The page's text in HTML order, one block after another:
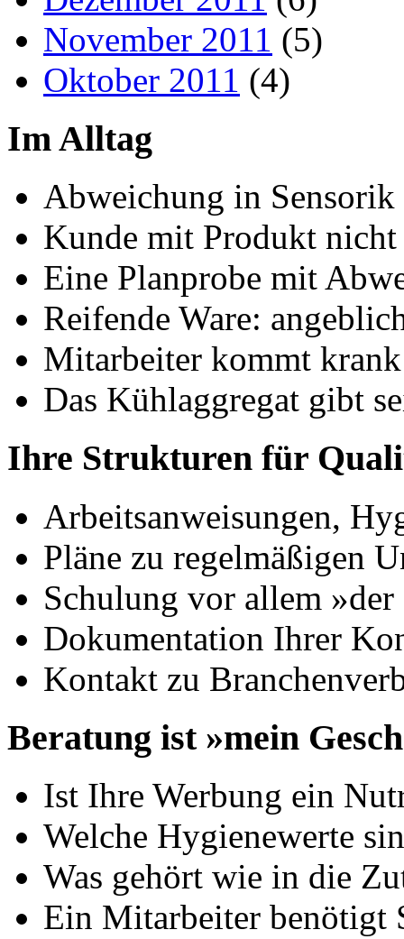
November 2011 (5)
Oktober 2011 (4)
Im Alltag
Abweichung in
Kunde mit Produkt
Eine Planprobe mit
Reifende Ware:
Mitarbeiter kommt
Das Kühlaggregat gibt
Ihre Strukturen für
Arbeitsanweisungen,
Pläne zu regelmäßigen
Schulung vor allem »der
Dokumentation Ihrer
Kontakt zu
Beratung ist »mein
Ist Ihre Werbung ein
Welche Hygienewerte
Was gehört wie in die
Ein Mitarbeiter benötigt